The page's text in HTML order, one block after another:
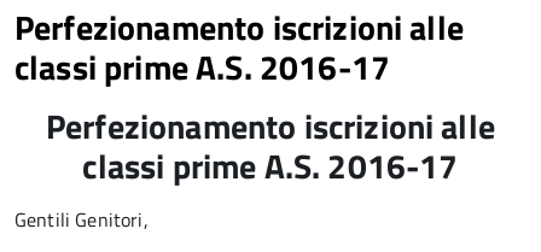
Perfezionamento iscrizioni alle
classi prime A.S. 2016-17
Perfezionamento iscrizioni alle
classi prime A.S. 2016-17
Gentili Genitori,